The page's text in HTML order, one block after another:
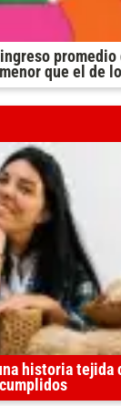
promedio
que el de
historia tejida